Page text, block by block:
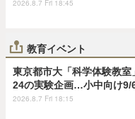
2026.8.7 Fri 18:45
教育イベント
東京都市大「科学体験教室
24の実験企画…小中向け9/
2026.8.7 Fri 18:15